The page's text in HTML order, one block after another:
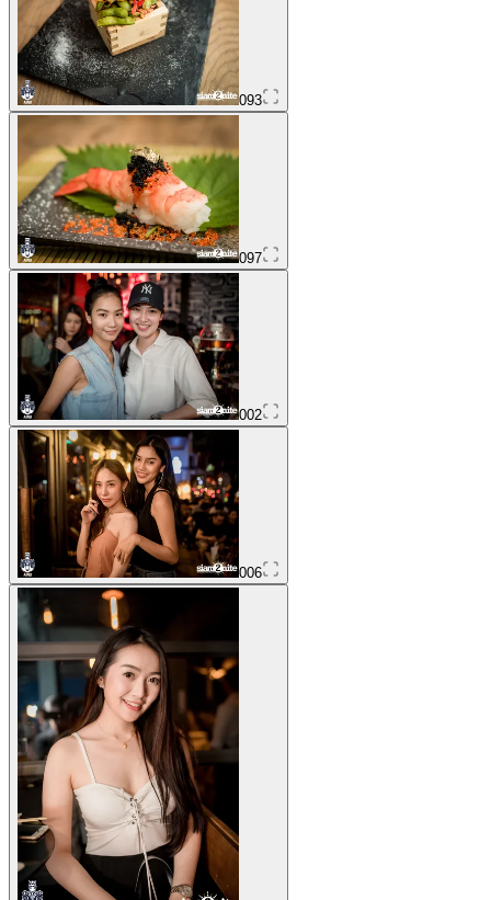
093
097
002
006